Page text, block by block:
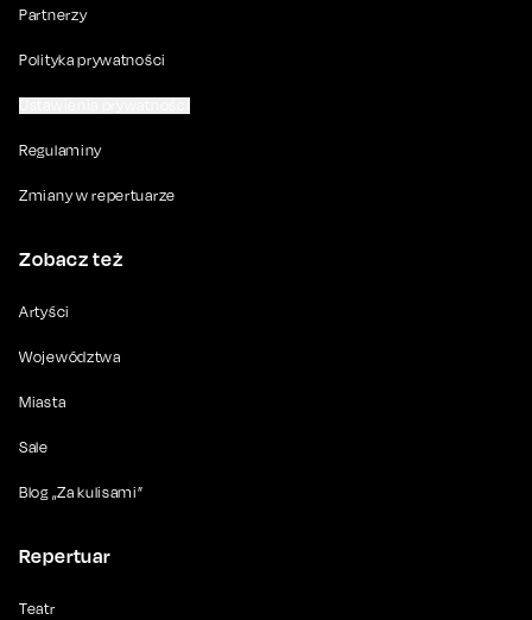
Partnerzy
Polityka prywatności
Regulaminy
Zmiany w repertuarze
Zobacz też
Artyści
Województwa
Miasta
Sale
Blog „Za kulisami”
Repertuar
Teatr